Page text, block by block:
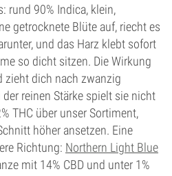
rund 90% Indica, klein,
getrocknete Blüte auf, riecht es
und das Harz klebt sofort
so dicht sitzen. Die Wirkung
zieht dich nach zwanzig
reinen Stärke spielt sie nicht
THC über unser Sortiment,
höher ansetzen. Eine
Richtung: Northern Light Blue
mit 14% CBD und unter 1%